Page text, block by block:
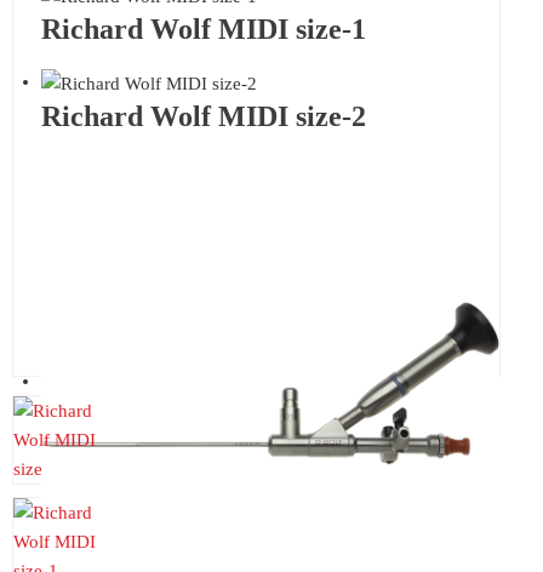
Richard Wolf MIDI size-1
Richard Wolf MIDI size-2